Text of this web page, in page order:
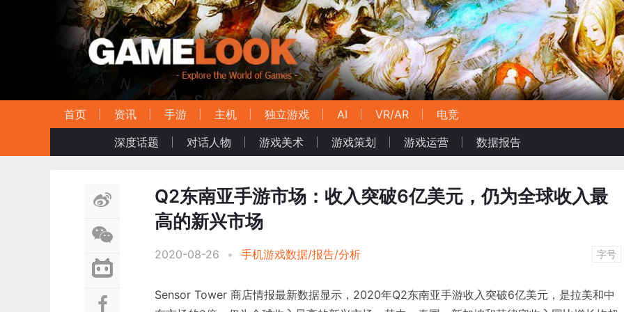
首页 资讯 手游 主机 独立游戏 AI VR/AR
电竞
深度话题
对话人物 游戏美术 游戏策划 游戏运营 数据报告
Q2东南亚手游市场：收入突破6亿美元，仍为全球收入最
高的新兴市场
2020-08-26 • 手机游戏数据/报告/分析 字号
Sensor Tower 商店情报最新数据显示，2020年Q2东南亚手游收入突破6亿美元，是拉美和中